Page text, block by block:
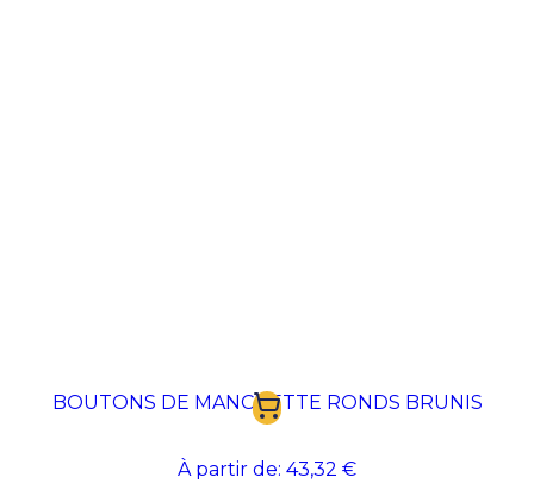
BOUTONS DE MANCHETTE RONDS BRUNIS
À partir de: 43,32 €